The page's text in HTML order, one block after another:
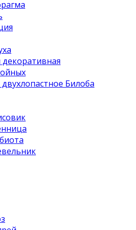
декоративная
двухлопастное Билоба